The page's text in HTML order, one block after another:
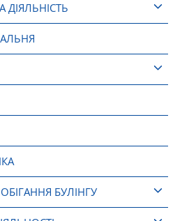
ДІЯЛЬНІСТЬ
БУЛІНГУ